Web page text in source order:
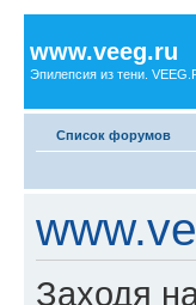
www.veeg.ru
Эпилепсия из тени.
Список форумов
Заходя